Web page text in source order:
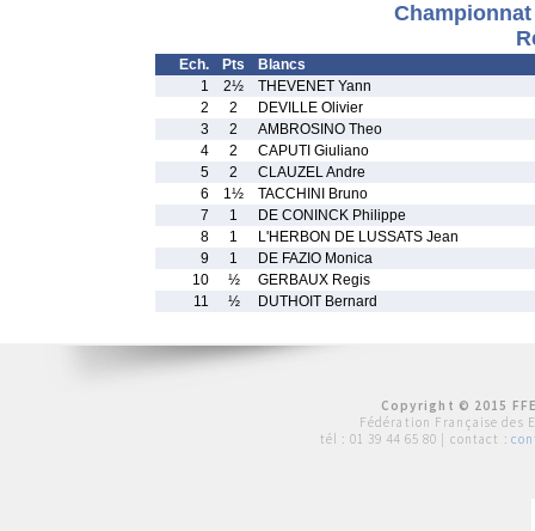
Ech. Pts
Blancs
1
2½
THEVENET Yann
2
2
DEVILLE Olivier
3
2
AMBROSINO Theo
4
2
CAPUTI Giuliano
5
2
CLAUZEL Andre
6
1½
TACCHINI Bruno
7
1
DE CONINCK Philippe
8
1
L'HERBON DE LUSSATS Jean
9
1
DE FAZIO Monica
10
½
GERBAUX Regis
11
½ DUTHOIT Bernard
Copyright © 2015
Fédération Française des
tél : 01 39 44 65 80 | contact :